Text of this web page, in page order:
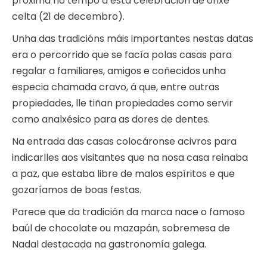
celta (21 de decembro).
Unha das tradicións máis importantes nestas datas
era o percorrido que se facía polas casas para
regalar a familiares, amigos e coñecidos unha
especia chamada cravo, á que, entre outras
propiedades, lle tiñan propiedades como servir
como analxésico para as dores de dentes.
Na entrada das casas colocáronse acivros para
indicarlles aos visitantes que na nosa casa reinaba
a paz, que estaba libre de malos espíritos e que
gozaríamos de boas festas.
Parece que da tradición da marca nace o famoso
baúl de chocolate ou mazapán, sobremesa de
Nadal destacada na gastronomía galega.